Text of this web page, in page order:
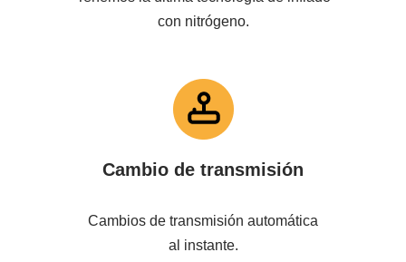
con nitrógeno.
Cambio de transmisión
Cambios de transmisión automática
al instante.